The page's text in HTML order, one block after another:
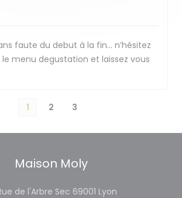
faute du debut à la fin… n’hésitez
menu degustation et laissez vous
1 2 3
Maison Moly
de l'Arbre Sec 69001 Lyon